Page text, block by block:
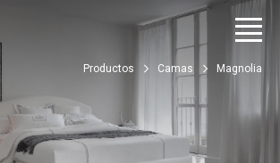
Productos Camas Magnolia